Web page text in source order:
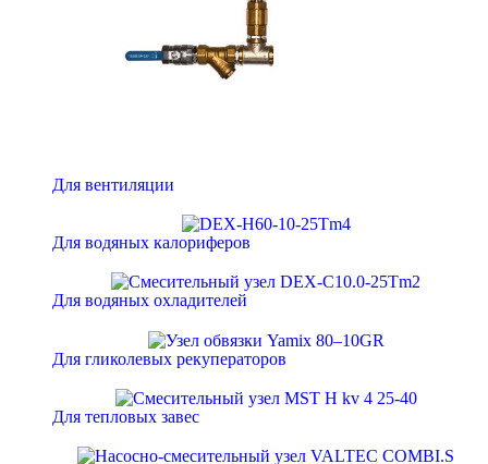
Для вентиляции
Для водяных калориферов
Для водяных охладителей
Для гликолевых рекуператоров
Для тепловых завес